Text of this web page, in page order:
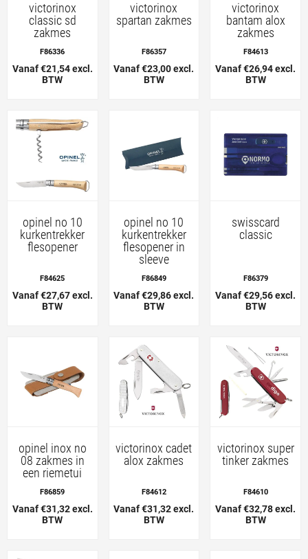
victorinox
classic sd
zakmes
F86336
Vanaf €21,54 excl.
BTW
victorinox
spartan zakmes
F86357
Vanaf €23,00 excl.
BTW
victorinox
bantam alox
zakmes
F84613
Vanaf €26,94 excl.
BTW
opinel no 10
kurkentrekker
flesopener
F84625
Vanaf €27,67 excl.
BTW
opinel no 10
kurkentrekker
flesopener in
sleeve
F86849
Vanaf €29,86 excl.
BTW
swisscard
classic
F86379
Vanaf €29,56 excl.
BTW
opinel inox no
08 zakmes in
een riemetui
F86859
Vanaf €31,32 excl.
BTW
victorinox cadet
alox zakmes
F84612
Vanaf €31,32 excl.
BTW
victorinox super
tinker zakmes
F84610
Vanaf €32,78 excl.
BTW